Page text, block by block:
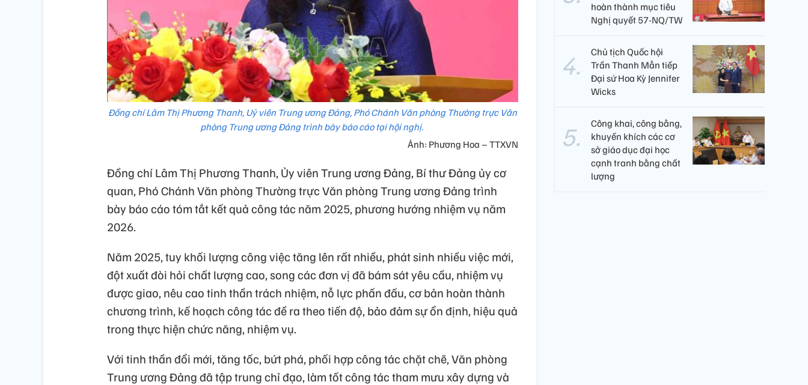
Đồng chí Lâm Thị Phương Thanh, Uỷ viên Trung ương Đảng, Phó Chánh Văn phòng Thường trực Văn
phòng Trung ương Đảng trình bày báo cáo tại hội nghị.
Ảnh: Phương Hoa – TTXVN
Đồng chí Lâm Thị Phương Thanh, Ủy viên Trung ương Đảng, Bí thư Đảng ủy cơ
quan, Phó Chánh Văn phòng Thường trực Văn phòng Trung ương Đảng trình
bày báo cáo tóm tắt kết quả công tác năm 2025, phương hướng nhiệm vụ năm
2026.
Năm 2025, tuy khối lượng công việc tăng lên rất nhiều, phát sinh nhiều việc mới,
đột xuất đòi hỏi chất lượng cao, song các đơn vị đã bám sát yêu cầu, nhiệm vụ
được giao, nêu cao tinh thần trách nhiệm, nỗ lực phấn đấu, cơ bản hoàn thành
chương trình, kế hoạch công tác đề ra theo tiến độ, bảo đảm sự ổn định, hiệu quả
trong thực hiện chức năng, nhiệm vụ.
Với tinh thần đổi mới, tăng tốc, bứt phá, phối hợp công tác chặt chẽ, Văn phòng
Trung ương Đảng đã tập trung chỉ đạo, làm tốt công tác tham mưu xây dựng và
hoàn thành mục tiêu
Nghị quyết 57-NQ/TW
Chủ tịch Quốc hội
Trần Thanh Mẫn tiếp
Đại sứ Hoa Kỳ Jennifer
Wicks
Công khai, công bằng,
khuyến khích các cơ
sở giáo dục đại học
cạnh tranh bằng chất
lượng​